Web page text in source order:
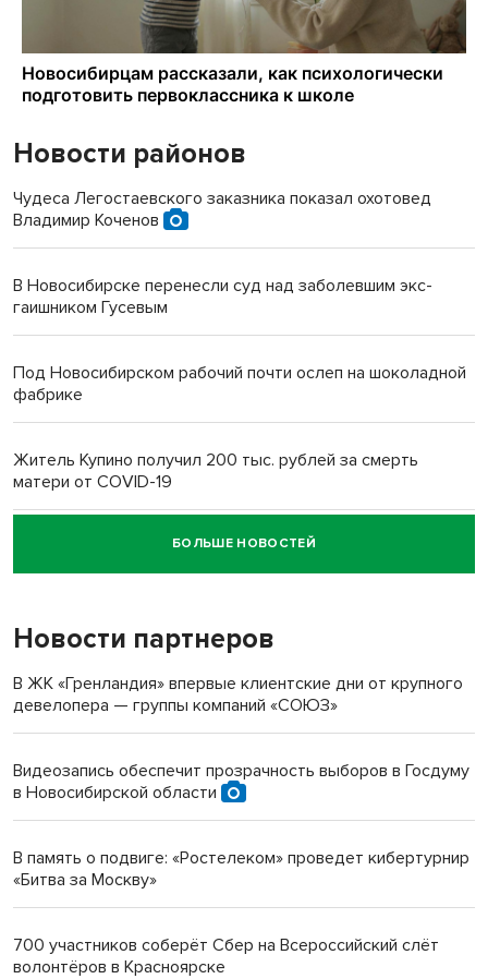
Новости районов
Чудеса Легостаевского заказника показал охотовед
Владимир Коченов
В Новосибирске перенесли суд над заболевшим экс-
гаишником Гусевым
Под Новосибирском рабочий почти ослеп на шоколадной
фабрике
Житель Купино получил 200 тыс. рублей за смерть
матери от COVID-19
Новосибирский суд наказал водителя за смерть
пенсионерки на вокзале
«Мы живём на пастбище!»: в новосибирском селе лошади
терроризируют жителей
Инвалид получил условный срок за избиение врачей
Новосибирский преподаватель с женой вошли в топ-16
Обновлённое отделение ВТБ открылось в Искитиме
БОЛЬШЕ НОВОСТЕЙ
Новости партнеров
В ЖК «Гренландия» впервые клиентские дни от крупного
девелопера — группы компаний «СОЮЗ»
Видеозапись обеспечит прозрачность выборов в Госдуму
в Новосибирской области
В память о подвиге: «Ростелеком» проведет кибертурнир
«Битва за Москву»
700 участников соберёт Сбер на Всероссийский слёт
волонтёров в Красноярске